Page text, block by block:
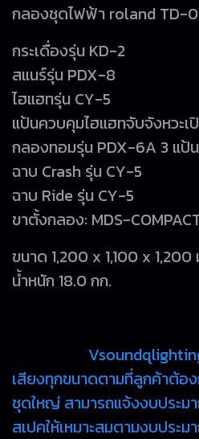
กลองชุดไฟฟ้า roland TD-
กระเดื่องรุ่น KD-2
สแนร์รุ่น PDX-8
ไฮแฮทรุ่น CY-5
แป้นควบคุมไฮแฮทจับจังหวะเ
กลองทอมรุ่น PDX-6A 3 แป้น
ฉาบ Crash รุ่น CY-5
ฉาบ Ride รุ่น CY-5
ขาตั้งกลอง: MDS-
ขนาด 1,200 x 1,100 x 1,200
น้ำหนัก 18.0 กก.
Vsoundqlighting มีบ
เสียงทุกขนาดตามที่ลูกค้าต้อ
ชุดใหญ่ สามารถแจ้งงบประม
สเปคให้เหมาะสมตามงบประ